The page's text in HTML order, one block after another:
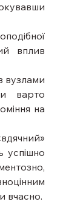
вплив
вузлами
варто
на
успішно
вчасно.